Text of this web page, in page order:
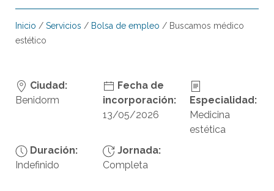
Inicio / Servicios / Bolsa de empleo / Buscamos médico
estético
Ciudad:
Benidorm
Fecha de
incorporación:
13/05/2026
Especialidad:
Medicina
estética
Duración:
Indefinido
Jornada:
Completa